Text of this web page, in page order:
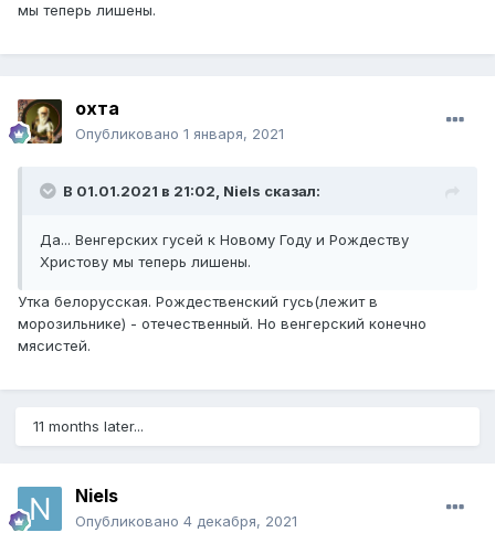
мы теперь лишены.
охта
Опубликовано 1 января, 2021
В 01.01.2021 в 21:02, Niels сказал:
Да... Венгерских гусей к Новому Году и Рождеству
Христову мы теперь лишены.
Утка белорусская. Рождественский гусь(лежит в
морозильнике) - отечественный. Но венгерский конечно
мясистей.
11 months later...
Niels
Опубликовано 4 декабря, 2021